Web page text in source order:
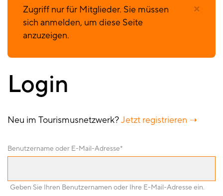
F
e
h
l
e
r
m
e
×
Zugriff nur für Mitglieder. Sie müssen
sich anmelden, um diese Seite
anzuzeigen.
Login
Neu im Tourismusnetzwerk?Jetzt registrieren
Benutzername oder E-Mail-Adresse
Geben Sie Ihren Benutzernamen oder Ihre E-Mail-Adresse ein.